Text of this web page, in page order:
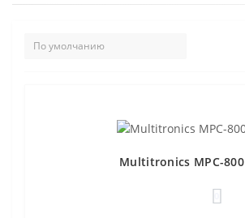
Multitronics MPC-800